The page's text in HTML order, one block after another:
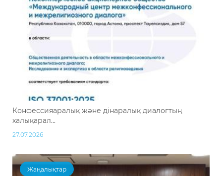
Конфессияаралық және дінаралық диалогтың
халықарал...
27.07.2026
Жаңалықтар